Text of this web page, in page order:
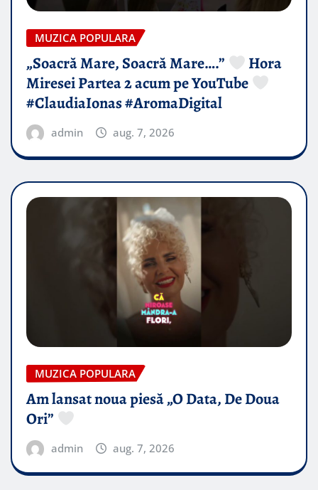
MUZICA POPULARA
„Soacră Mare, Soacră Mare….”
Hora
Miresei Partea 2 acum pe YouTube
#ClaudiaIonas #AromaDigital
admin aug. 7, 2026
MUZICA POPULARA
Am lansat noua piesă „O Data, De Doua
Ori”
admin aug. 7, 2026